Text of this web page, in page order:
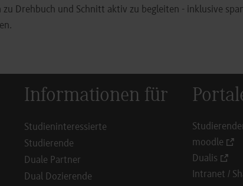
zu Drehbuch und Schnitt aktiv zu begleiten - inklusive
Informationen für
Studieninteressierte
Studierende
Duale Partner
Dual Dozierende
moodle
Dualis
Intranet /